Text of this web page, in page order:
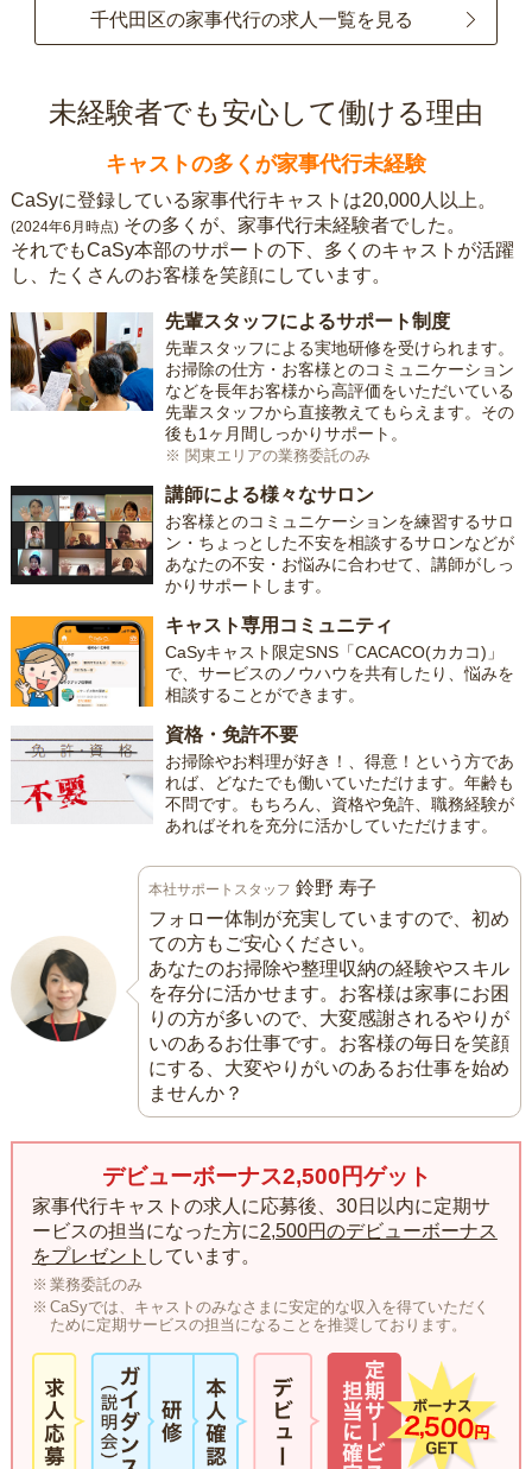
千代田区の家事代行の求人一覧を見る
未経験者でも安心して働ける理由
キャストの多くが家事代行未経験
CaSyに登録している家事代行キャストは20,000人以上。
(2024年6月時点) その多くが、家事代行未経験者でした。
それでもCaSy本部のサポートの下、多くのキャストが活躍
し、たくさんのお客様を笑顔にしています。
先輩スタッフによるサポート制度
先輩スタッフによる実地研修を受けられます。
お掃除の仕方・お客様とのコミュニケーション
などを長年お客様から高評価をいただいている
先輩スタッフから直接教えてもらえます。その
後も1ヶ月間しっかりサポート。
※ 関東エリアの業務委託のみ
講師による様々なサロン
お客様とのコミュニケーションを練習するサロ
ン・ちょっとした不安を相談するサロンなどが
あなたの不安・お悩みに合わせて、講師がしっ
かりサポートします。
キャスト専用コミュニティ
CaSyキャスト限定SNS「CACACO(カカコ)」
で、サービスのノウハウを共有したり、悩みを
相談することができます。
資格・免許不要
お掃除やお料理が好き！、得意！という方であ
れば、どなたでも働いていただけます。年齢も
不問です。もちろん、資格や免許、職務経験が
あればそれを充分に活かしていただけます。
本社サポートスタッフ 鈴野 寿子
フォロー体制が充実していますので、初め
ての方もご安心ください。
あなたのお掃除や整理収納の経験やスキル
を存分に活かせます。お客様は家事にお困
りの方が多いので、大変感謝されるやりが
いのあるお仕事です。お客様の毎日を笑顔
にする、大変やりがいのあるお仕事を始め
ませんか？
デビューボーナス2,500円ゲット
家事代行キャストの求人に応募後、30日以内に定期サ
ービスの担当になった方に2,500円のデビューボーナス
をプレゼント しています。
業務委託のみ
CaSyでは、キャストのみなさまに安定的な収入を得ていただく
ために定期サービスの担当になることを推奨しております。